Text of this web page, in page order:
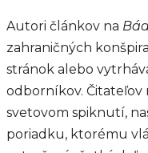
Autori článkov na
zahraničných
stránok alebo
odborníkov.
svetovom spiknutí,
poriadku, ktorému